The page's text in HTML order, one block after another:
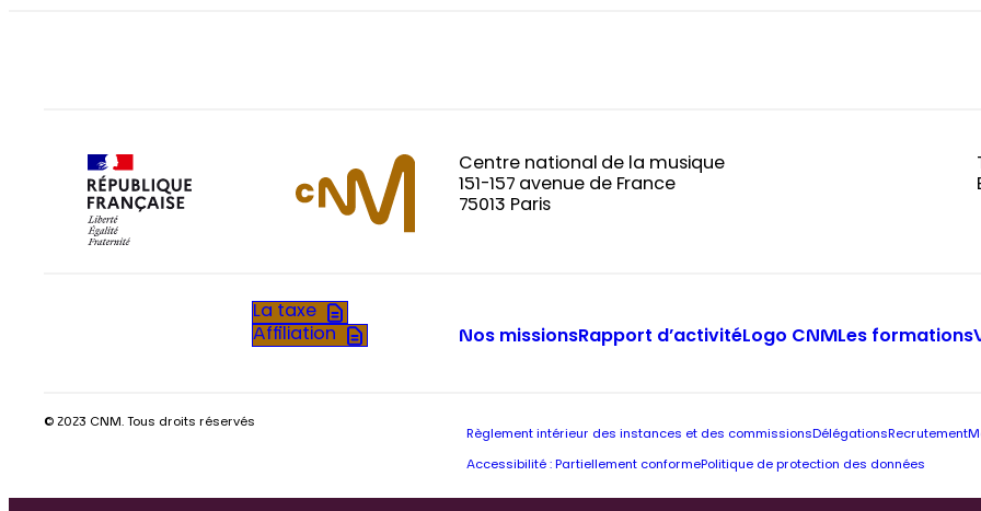
Centre national de la musique
151-157 avenue de France
75013 Paris
La taxe
Affiliation
Nos missionsRapport d’activitéLogo CNMLes formations
© 2023 CNM. Tous droits réservés
Règlement intérieur des instances et des commissionsDélégationsRecrutement
Accessibilité : Partiellement conformePolitique de protection des données